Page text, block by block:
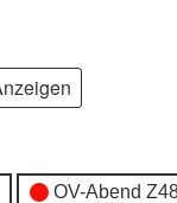
OV-Abend